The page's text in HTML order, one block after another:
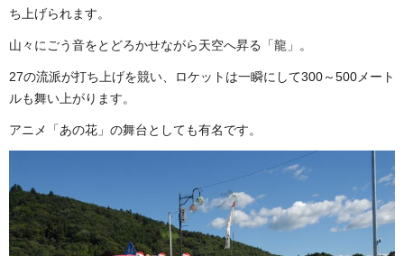
ち上げられます。
山々にごう音をとどろかせながら天空へ昇る「龍」。
27の流派が打ち上げを競い、ロケットは一瞬にして300～500メート
ルも舞い上がります。
アニメ「あの花」の舞台としても有名です。